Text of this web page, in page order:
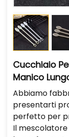
Cucchiaio
Manico
Abbiamo
presentarti
perfetto per
Il